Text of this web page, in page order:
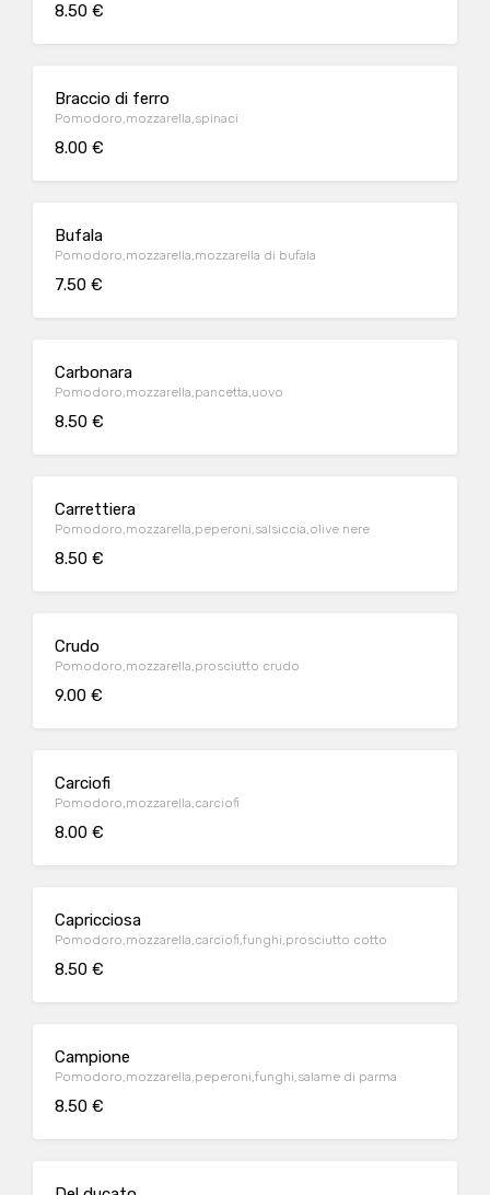
8.50 €
Braccio di ferro
Pomodoro,mozzarella,spinaci
8.00 €
Bufala
Pomodoro,mozzarella,mozzarella di bufala
7.50 €
Carbonara
Pomodoro,mozzarella,pancetta,uovo
8.50 €
Carrettiera
Pomodoro,mozzarella,peperoni,salsiccia,olive nere
8.50 €
Crudo
Pomodoro,mozzarella,prosciutto crudo
9.00 €
Carciofi
Pomodoro,mozzarella,carciofi
8.00 €
Capricciosa
Pomodoro,mozzarella,carciofi,funghi,prosciutto cotto
8.50 €
Campione
Pomodoro,mozzarella,peperoni,funghi,salame di parma
8.50 €